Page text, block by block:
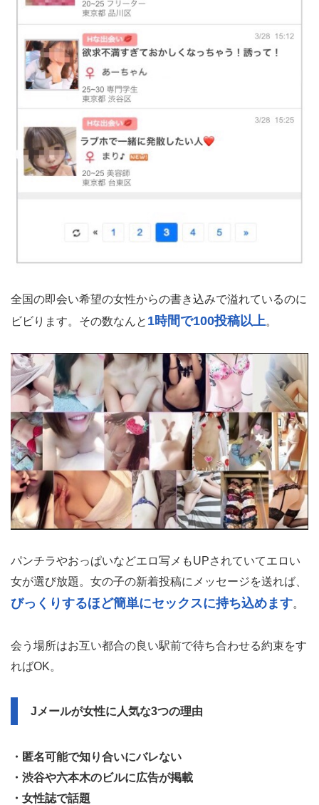
全国の即会い希望の女性からの書き込みで溢れているのに
ビビります。その数なんと 1時間で100投稿以上。
パンチラやおっぱいなどエロ写メもUPされていてエロい
女が選び放題。女の子の新着投稿にメッセージを送れば、
びっくりするほど簡単にセックスに持ち込めます。
会う場所はお互い都合の良い駅前で待ち合わせる約束をす
ればOK。
Jメールが女性に人気な3つの理由
・匿名可能で知り合いにバレない
・渋谷や六本木のビルに広告が掲載
・女性誌で話題